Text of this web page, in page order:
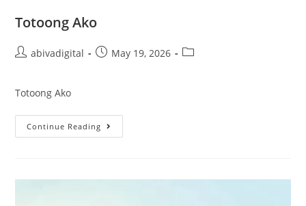
Totoong Ako
abivadigital May 19, 2026
Totoong Ako
Continue Reading